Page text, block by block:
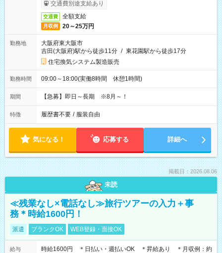
交通費別途支給あり
交通費 全額支給
月収例 20～25万円
勤務地
大阪府東大阪市
吉田(大阪府)駅から徒歩11分 / 東花園駅から徒歩17分
住宅換気システム製造販売
勤務時間 09:00～18:00(実働8時間 休憩1時間)
期間 【急募】即日～長期 ※8月～！
特徴 履歴書不要 / 服装自由
気になる！ 応募する 詳細へ
掲載日：2026.08.06
未読
≪残業なし×電話なし≫旅行ツアーの入力＋事
務＊時給1600円！
派遣 ブランクOK WEB登録・面接OK
給与
時給1600円 ＊日払い・週払いOK ＊昇給あり ＊月収例：約